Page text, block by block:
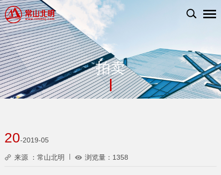
拍卖
20-2019-05
来源 ：常山北明 浏览量： 1358